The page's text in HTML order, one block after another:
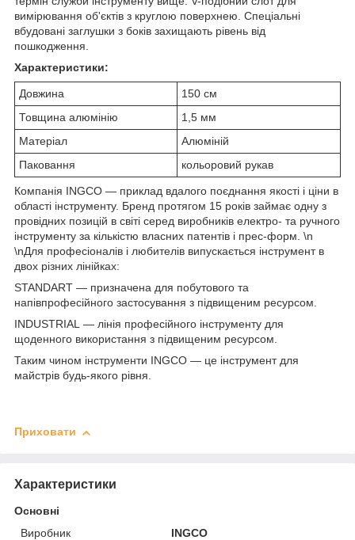
вимірювання об'єктів з круглою поверхнею. Спеціальні
вбудовані заглушки з боків захищають рівень від
пошкодження.
Характеристики:
Довжина
150 см
Товщина алюмінію
1,5 мм
Матеріал
Алюміній
Паковання
кольоровий рукав
Компанія INGCO — приклад вдалого поєднання якості і ціни в
області інструменту. Бренд протягом 15 років займає одну з
провідних позицій в світі серед виробників електро- та ручного
інструменту за кількістю власних патентів і прес-форм. \n
\nДля професіоналів і любителів випускається інструмент в
двох різних лінійках:
STANDART — призначена для побутового та
напівпрофесійного застосування з підвищеним ресурсом.
INDUSTRIAL — лінія професійного інструменту для
щоденного використання з підвищеним ресурсом.
Таким чином інструменти INGCO — це інструмент для
майстрів будь-якого рівня.
Приховати
Характеристики
Основні
Виробник
INGCO